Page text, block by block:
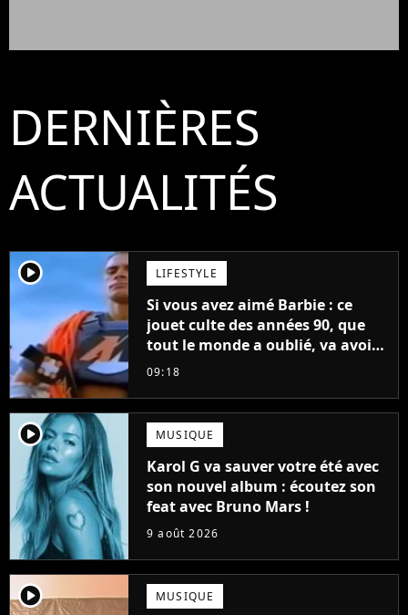
DERNIÈRES
ACTUALITÉS
player2 LIFESTYLE
Si vous avez aimé Barbie : ce
jouet culte des années 90, que
tout le monde a oublié, va avoir
un film
09:18
player2 MUSIQUE
Karol G va sauver votre été avec
son nouvel album : écoutez son
feat avec Bruno Mars !
9 août 2026
player2 MUSIQUE